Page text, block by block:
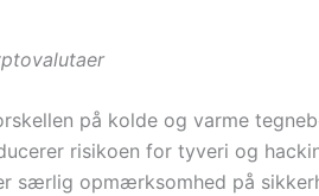
på kolde og varme
risikoen for tyveri og
særlig opmærksomhed på